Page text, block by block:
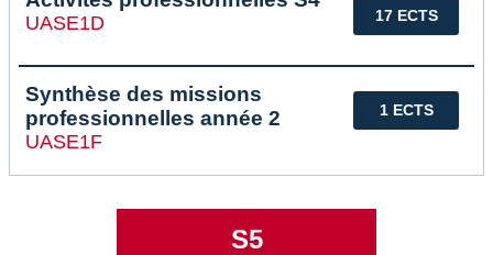
17 ECTS
UASE1D
1 ECTS
Synthèse des missions
professionnelles année 2
UASE1F
S5